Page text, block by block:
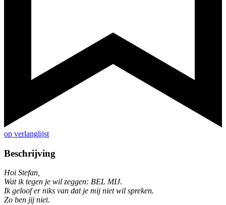
op verlanglijst
Beschrijving
Hoi Stefan,
Wat ik tegen je wil zeggen: BEL MIJ.
Ik geloof er niks van dat je mij niet wil spreken.
Zo ben jij niet.